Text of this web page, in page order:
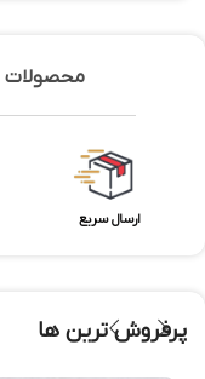
محصولات
ارسال سریع
پرفروش ترین ها